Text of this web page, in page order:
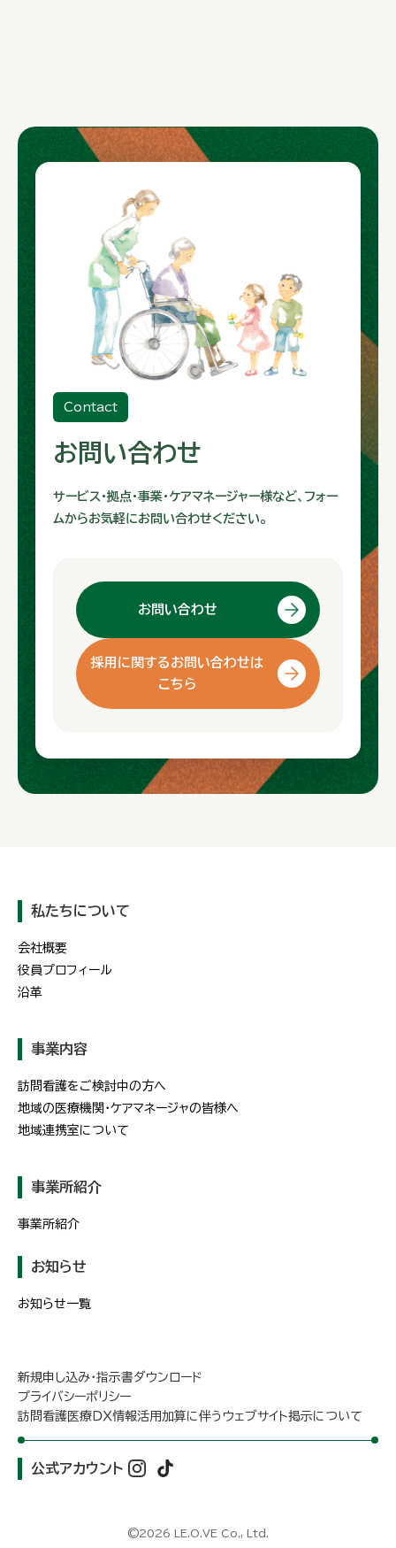
Contact
お問い合わせ
サービス・拠点・事業・ケアマネージャー様など、フォー
ムからお気軽にお問い合わせください。
お問い合わせ
採用に関するお問い合わせは
こちら
私たちについて
会社概要
役員プロフィール
沿革
事業内容
訪問看護をご検討中の方へ
地域の医療機関・ケアマネージャの皆様へ
地域連携室について
事業所紹介
事業所紹介
お知らせ
お知らせ一覧
新規申し込み・指示書ダウンロード
プライバシーポリシー
訪問看護医療ＤＸ情報活用加算に伴うウェブサイト掲示について
公式アカウント
©2026 LE.O.VE Co., Ltd.